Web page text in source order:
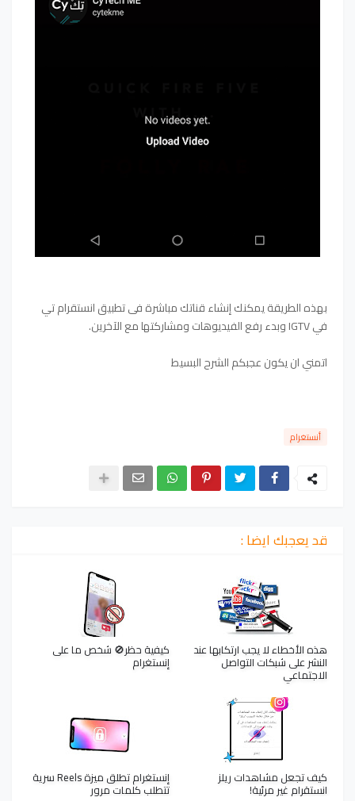
بهذه الطريقة يمكنك إنشاء قناتك مباشرة في تطبيق انستقرام تي
في IGTV وبدء رفع الفيديوهات ومشاركتها مع الآخرين.
اتمني ان يكون عجبكم الشرح البسيط
أنستغرام
قد يعجبك ايضا :
هذه الأخطاء لا يجب ارتكابها عند
النشر على شبكات التواصل
الاجتماعي
كيفية حظر🚫 شخص ما على
إنستغرام
كيف تجعل مشاهدات ريلز
انستقرام غير مرئية!
إنستغرام تطلق ميزة Reels سرية
تتطلب كلمات مرور